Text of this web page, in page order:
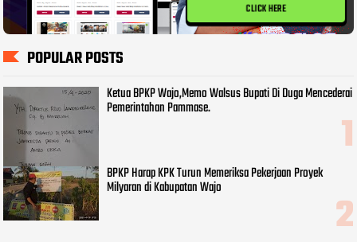
CLICK HERE
POPULAR POSTS
Ketua BPKP Wajo,Memo Walsus Bupati Di Duga Mencederai
Pemerintahan Pammase.
BPKP Harap KPK Turun Memeriksa Pekerjaan Proyek
Milyaran di Kabupatan Wajo